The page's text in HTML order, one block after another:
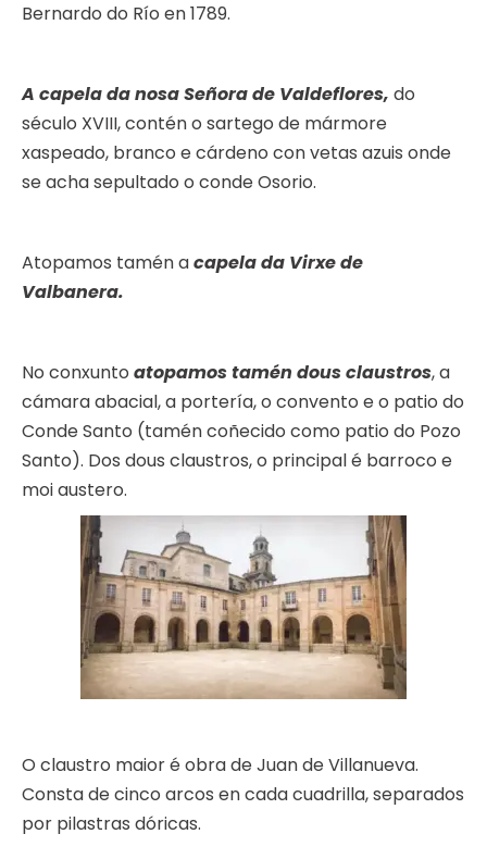
Bernardo do Río en 1789.
A capela da nosa Señora de Valdeflores, do
século XVIII, contén o sartego de mármore
xaspeado, branco e cárdeno con vetas azuis onde
se acha sepultado o conde Osorio.
Atopamos tamén acapela da Virxe de
Valbanera.
No conxunto atopamos tamén dous claustros, a
cámara abacial, a portería, o convento e o patio do
Conde Santo (tamén coñecido como patio do Pozo
Santo). Dos dous claustros, o principal é barroco e
moi austero.
O claustro maior é obra de Juan de Villanueva.
Consta de cinco arcos en cada cuadrilla, separados
por pilastras dóricas.